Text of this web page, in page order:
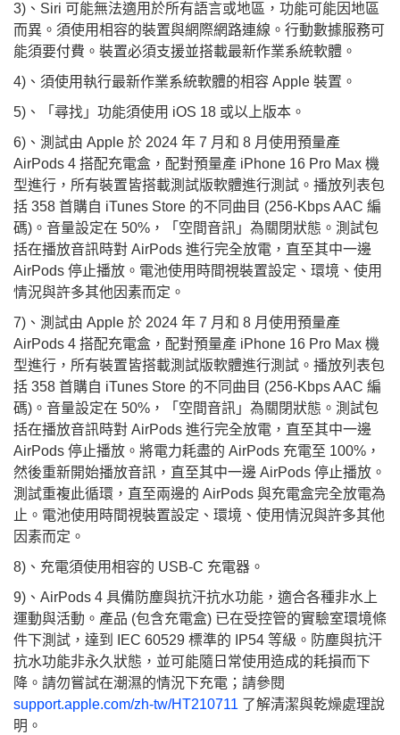
3)、Siri 可能無法適用於所有語言或地區，功能可能因地區
而異。須使用相容的裝置與網際網路連線。行動數據服務可
能須要付費。裝置必須支援並搭載最新作業系統軟體。
4)、須使用執行最新作業系統軟體的相容 Apple 裝置。
5)、「尋找」功能須使用 iOS 18 或以上版本。
6)、測試由 Apple 於 2024 年 7 月和 8 月使用預量產
AirPods 4 搭配充電盒，配對預量產 iPhone 16 Pro Max 機
型進行，所有裝置皆搭載測試版軟體進行測試。播放列表包
括 358 首購自 iTunes Store 的不同曲目 (256-Kbps AAC 編
碼)。音量設定在 50%，「空間音訊」為關閉狀態。測試包
括在播放音訊時對 AirPods 進行完全放電，直至其中一邊
AirPods 停止播放。電池使用時間視裝置設定、環境、使用
情況與許多其他因素而定。
7)、測試由 Apple 於 2024 年 7 月和 8 月使用預量產
AirPods 4 搭配充電盒，配對預量產 iPhone 16 Pro Max 機
型進行，所有裝置皆搭載測試版軟體進行測試。播放列表包
括 358 首購自 iTunes Store 的不同曲目 (256-Kbps AAC 編
碼)。音量設定在 50%，「空間音訊」為關閉狀態。測試包
括在播放音訊時對 AirPods 進行完全放電，直至其中一邊
AirPods 停止播放。將電力耗盡的 AirPods 充電至 100%，
然後重新開始播放音訊，直至其中一邊 AirPods 停止播放。
測試重複此循環，直至兩邊的 AirPods 與充電盒完全放電為
止。電池使用時間視裝置設定、環境、使用情況與許多其他
因素而定。
8)、充電須使用相容的 USB-C 充電器。
9)、AirPods 4 具備防塵與抗汗抗水功能，適合各種非水上
運動與活動。產品 (包含充電盒) 已在受控管的實驗室環境條
件下測試，達到 IEC 60529 標準的 IP54 等級。防塵與抗汗
抗水功能非永久狀態，並可能隨日常使用造成的耗損而下
降。請勿嘗試在潮濕的情況下充電；請參閱
support.apple.com/zh-tw/HT210711 了解清潔與乾燥處理說
明。